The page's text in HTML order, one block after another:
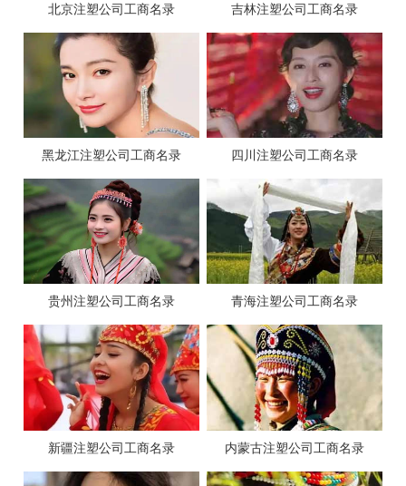
北京注塑公司工商名录 吉林注塑公司工商名录
黑龙江注塑公司工商名录 四川注塑公司工商名录
贵州注塑公司工商名录 青海注塑公司工商名录
新疆注塑公司工商名录 内蒙古注塑公司工商名录